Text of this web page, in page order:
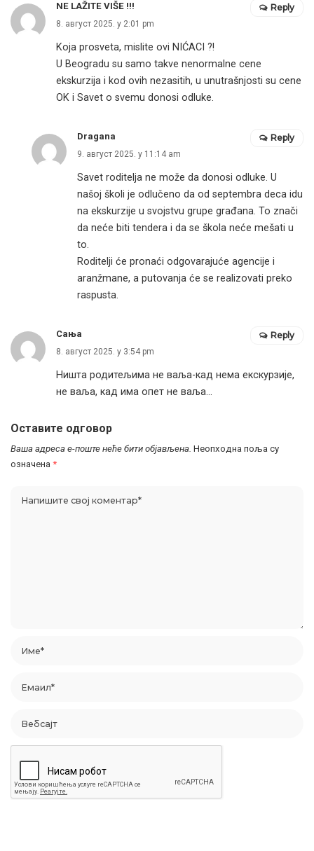
NE LAŽITE VIŠE !!!
8. август 2025. у 2:01 pm
Koja prosveta, mislite ovi NIĆACI ?!
U Beogradu su samo takve nenormalne cene
ekskurzija i kod ovih nezasitih, u unutrašnjosti su cene
OK i Savet o svemu donosi odluke.
Reply
Dragana
9. август 2025. у 11:14 am
Savet roditelja ne može da donosi odluke. U
našoj školi je odlučeno da od septembra deca idu
na ekskurzije u svojstvu grupe građana. To znači
da neće biti tendera i da se škola neće mešati u
to.
Roditelji će pronaći odgovarajuće agencije i
aranžmane, a putovanja će se realizovati preko
raspusta.
Reply
Сања
8. август 2025. у 3:54 pm
Ништа родитељима не ваља-кад нема екскурзије,
не ваља, кад има опет не ваља…
Reply
Оставите одговор
Ваша адреса е-поште неће бити објављена. Неопходна поља су
означена *